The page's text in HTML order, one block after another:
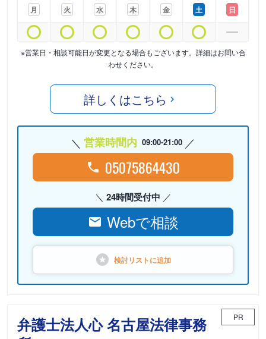
月
火
水
木
金
土
日
※営業日・相談可能日が変更となる場合もございます。詳細はお問い合
わせください。
詳しくはこちら
営業時間内 09:00-21:00
05075864430
24時間受付中
Webで相談
検討リストに追加
弁護士法人心 名古屋法律事務
PR